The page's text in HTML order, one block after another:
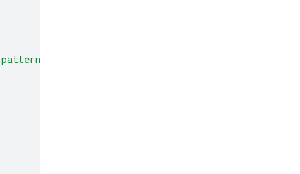
to make predictions or decisions on new